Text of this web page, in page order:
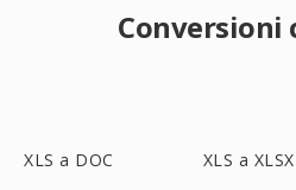
Conversioni
XLS a DOC XLS a XLSX